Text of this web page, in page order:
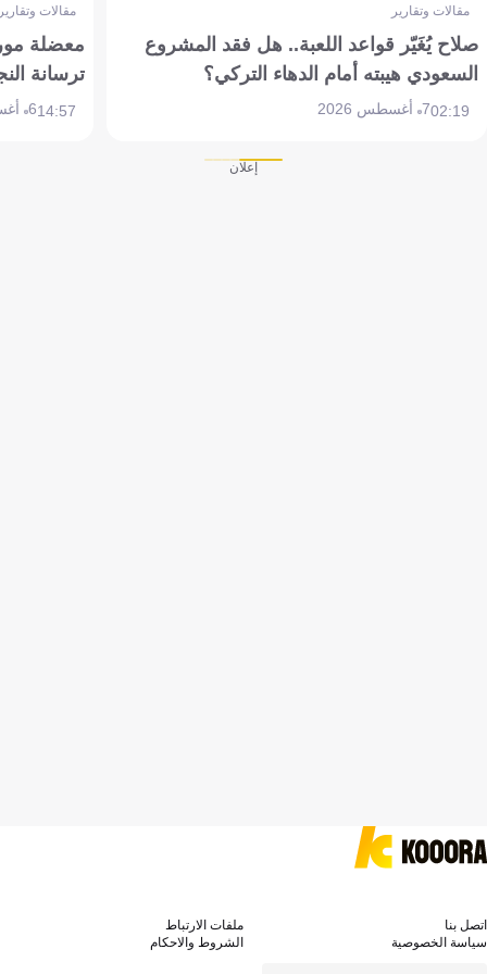
مقالات وتقارير
صلاح يُغَيّر قواعد اللعبة.. هل فقد المشروع
السعودي هيبته أمام الدهاء التركي؟
02:197 أغسطس 2026
مقالات
معضلة
ترسانة
14:576 أغسطس 2026
إعلان
اتصل بنا
ملفات الارتباط
سياسة الخصوصية
الشروط والاحكام